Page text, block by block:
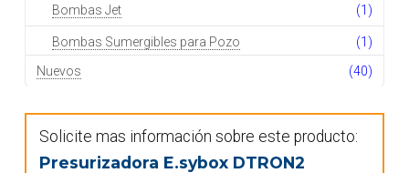
Bombas Jet (1)
Bombas Sumergibles para Pozo
(1)
Nuevos
(40)
Solicite mas información sobre este producto:
Presurizadora E.sybox DTRON2